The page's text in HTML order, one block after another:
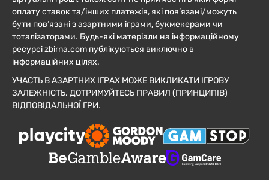
оплату ставок та/інших платежів, які пов’язані/можуть
бути пов’язані з азартними іграми, букмекерами чи
тоталізаторами. Будь-які матеріали на інформаційному
ресурсі zbirna.com публікуються виключно в
інформаційних цілях.
УЧАСТЬ В АЗАРТНИХ ІГРАХ МОЖЕ ВИКЛИКАТИ ІГРОВУ
ЗАЛЕЖНІСТЬ. ДОТРИМУЙТЕСЬ ПРАВИЛ (ПРИНЦИПІВ)
ВІДПОВІДАЛЬНОЇ ГРИ.